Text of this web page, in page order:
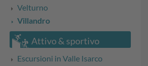
Velturno
Villandro
Attivo & sportivo
Escursioni in Valle Isarco